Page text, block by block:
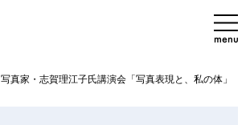
写真家・志賀理江子氏講演会「写真表現と、私の体」